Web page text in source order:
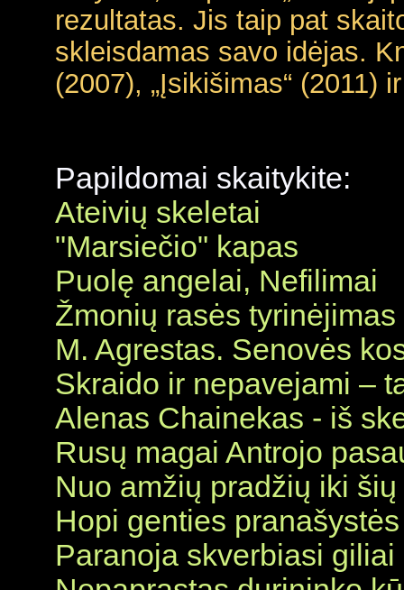
rezultatas. Jis taip pat
skleisdamas savo idėjas.
(2007), „Įsikišimas“ (2011)
Papildomai skaitykite:
Ateivių skeletai
"Marsiečio" kapas
Puolę angelai, Nefilimai
Žmonių rasės tyrinėjimas
M. Agrestas. Senovės
Skraido ir nepavejami –
Alenas Chainekas - iš
Rusų magai Antrojo
Nuo amžių pradžių iki
Hopi genties pranašystės
Paranoja skverbiasi giliai